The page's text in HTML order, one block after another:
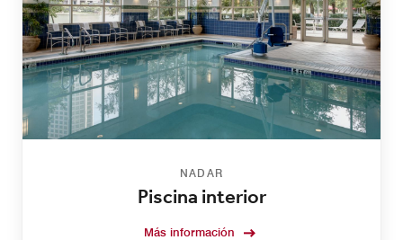
NADAR
Piscina interior
Más información